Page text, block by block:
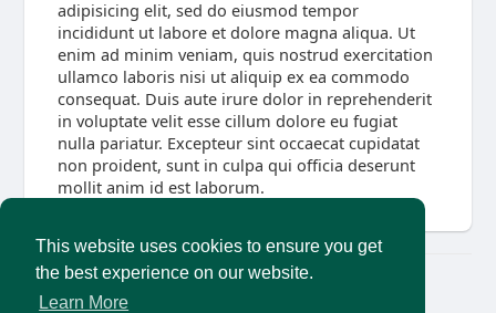
This website uses cookies to ensure you get
the best experience on our website.
Learn More
adipisicing elit, sed do eiusmod tempor
incididunt ut labore et dolore magna aliqua. Ut
enim ad minim veniam, quis nostrud exercitation
ullamco laboris nisi ut aliquip ex ea commodo
consequat. Duis aute irure dolor in reprehenderit
in voluptate velit esse cillum dolore eu fugiat
nulla pariatur. Excepteur sint occaecat cupidatat
non proident, sunt in culpa qui officia deserunt
mollit anim id est laborum.
© 2026 AncientMedia